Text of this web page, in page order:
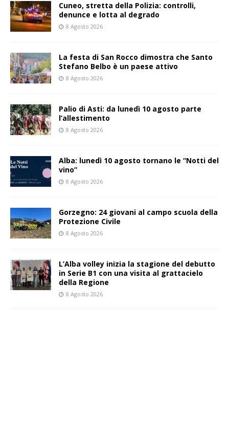
Cuneo, stretta della Polizia: controlli,
denunce e lotta al degrado
8 Agosto 2026
La festa di San Rocco dimostra che Santo
Stefano Belbo è un paese attivo
8 Agosto 2026
Palio di Asti: da lunedì 10 agosto parte
l’allestimento
8 Agosto 2026
Alba: lunedì 10 agosto tornano le “Notti del
vino”
8 Agosto 2026
Gorzegno: 24 giovani al campo scuola della
Protezione Civile
8 Agosto 2026
L’Alba volley inizia la stagione del debutto
in Serie B1 con una visita al grattacielo
della Regione
8 Agosto 2026